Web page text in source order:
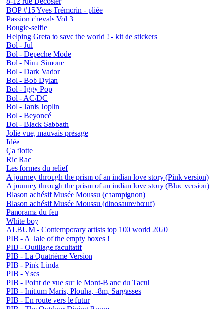
BOP #15 Yves Trémorin - pliée
Passion chevals Vol.3
Bougie-selfie
Helping Greta to save the world ! - kit de stickers
Bol - Jul
Bol - Depeche Mode
Bol - Nina Simone
Bol - Dark Vador
Bol - Bob Dylan
Bol - Iggy Pop
Bol - AC/DC
Bol - Janis Joplin
Bol - Beyoncé
Bol - Black Sabbath
Jolie vue, mauvais présage
Idée
Ça flotte
Ric Rac
Les formes du relief
A journey through the prism of an indian love story (Pink version)
A journey through the prism of an indian love story (Blue version)
Blason adhésif Musée Moussu (champignon)
Blason adhésif Musée Moussu (dinosaure/bœuf)
Panorama du feu
White boy
ALBUM - Contemporary artists top 100 world 2020
PIB - A Tale of the empty boxes !
PIB - Outillage facultatif
PIB - La Quatrième Version
PIB - Pink Linda
PIB - Yses
PIB - Point de vue sur le Mont-Blanc du Tacul
PIB - Initium Maris, Plouha, -8m, Sargasses
PIB - En route vers le futur